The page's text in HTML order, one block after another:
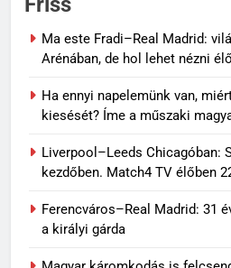
Ma este Fradi–Real Madrid:
Arénában, de hol lehet nézni
Ha ennyi napelemünk van,
kiesését? Íme a műszaki
Liverpool–Leeds Chicagóban:
kezdőben. Match4 TV élőben
Ferencváros–Real Madrid: 31
a királyi gárda